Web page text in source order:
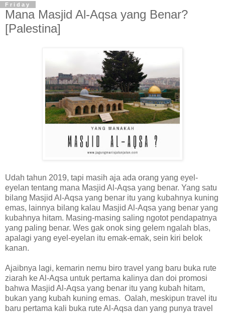
Friday
Mana Masjid Al-Aqsa yang Benar?
[Palestina]
Udah tahun 2019, tapi masih aja ada orang yang eyel-
eyelan tentang mana Masjid Al-Aqsa yang benar. Yang satu
bilang Masjid Al-Aqsa yang benar itu yang kubahnya kuning
emas, lainnya bilang kalau Masjid Al-Aqsa yang benar yang
kubahnya hitam. Masing-masing saling ngotot pendapatnya
yang paling benar. Wes gak onok sing gelem ngalah blas,
apalagi yang eyel-eyelan itu emak-emak, sein kiri belok
kanan.
Ajaibnya lagi, kemarin nemu biro travel yang baru buka rute
ziarah ke Al-Aqsa untuk pertama kalinya dan doi promosi
bahwa Masjid Al-Aqsa yang benar itu yang kubah hitam,
bukan yang kubah kuning emas. Oalah, meskipun travel itu
baru pertama kali buka rute Al-Aqsa dan yang punya travel